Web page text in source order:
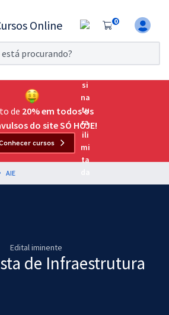
0
11
grátis por 7 dias!
Passar
para o Exame da
para as principais
de 20% em todos os
do site SÓ HOJE!
cursos
AIE
Edital iminente
de Infraestrutura